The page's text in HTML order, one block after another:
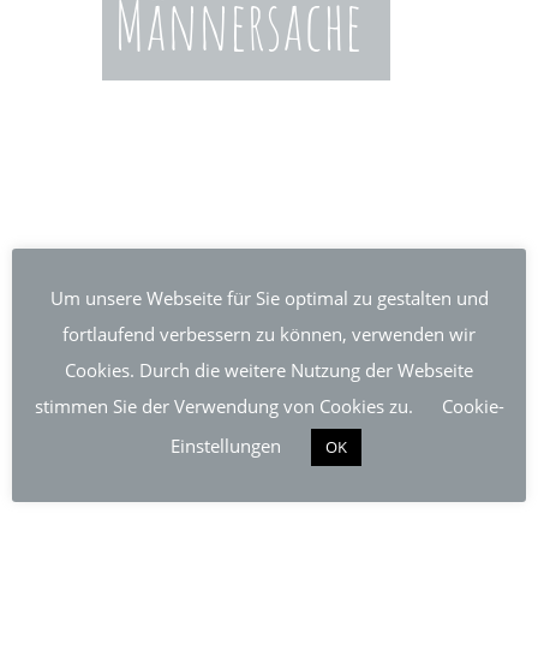
Männer­sache
Um unsere Webseite für Sie optimal zu gestalten und
fortlaufend verbessern zu können, verwenden wir
Cookies. Durch die weitere Nutzung der Webseite
stimmen Sie der Verwendung von Cookies zu.
Cookie-
Einstellungen
OK